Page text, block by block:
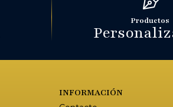
Productos
INFORMACIÓN